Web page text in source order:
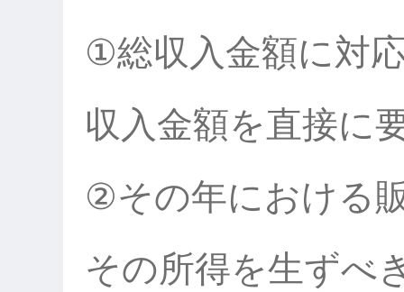
①総収入金額に対
収入金額を直接に
②その年における
その所得を生ずべ